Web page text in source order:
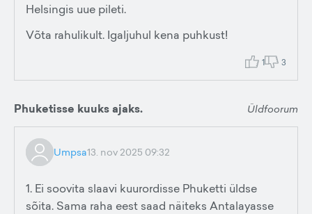
Helsingis uue pileti.
Võta rahulikult. Igaljuhul kena puhkust!
1 3
Phuketisse kuuks ajaks. Üldfoorum
Umpsa13. nov 2025 09:32
1. Ei soovita slaavi kuurordisse Phuketti üldse
sõita. Sama raha eest saad näiteks Antalayasse